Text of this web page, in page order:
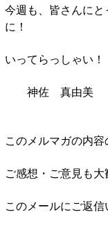
今週も、皆さんに
に！
いってらっしゃい！
神佐 真由美
このメルマガの内容
ご感想・ご意見も大
このメールにご返信